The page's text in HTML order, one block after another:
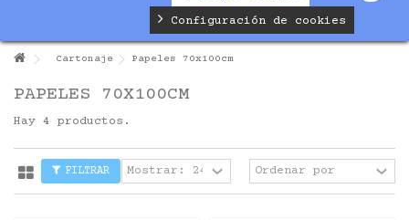
Configuración de cookies
Cartonaje Papeles 70x100cm
PAPELES 70X100CM
Hay 4 productos.
FILTRAR